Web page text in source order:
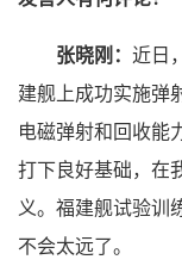
张晓刚： 近日
建舰上成功实施弹
电磁弹射和回收能
打下良好基础，在
义。福建舰试验训
不会太远了。